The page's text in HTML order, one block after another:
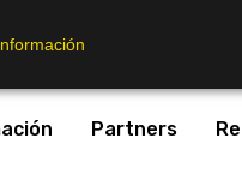
Partners